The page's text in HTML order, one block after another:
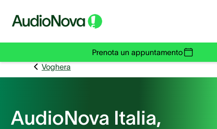
Prenota un appuntamento
Voghera
AudioNova Italia,